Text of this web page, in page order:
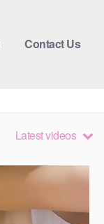
Contact Us
Latest videos